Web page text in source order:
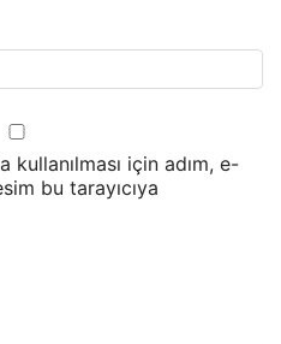
kullanılması için adım, e-
bu tarayıcıya